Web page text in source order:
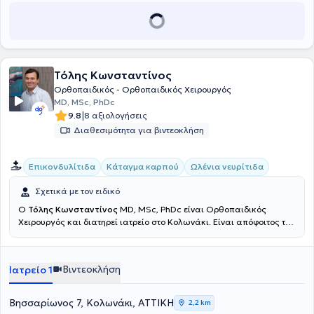
Τόλης Κωνσταντίνος
Ορθοπαιδικός - Ορθοπαιδικός Χειρουργός
MD, MSc, PhDc
9.8|8 αξιολογήσεις
Διαθεσιμότητα για βιντεοκλήση
Επικονδυλίτιδα Κάταγμα καρπού Ωλένια νευρίτιδα
Σχετικά με τον ειδικό
Ο Τόλης Κωνσταντίνος MD, MSc, PhDc είναι Ορθοπαιδικός
Χειρουργός και διατηρεί ιατρείο στο Κολωνάκι. Είναι απόφοιτος της
Αθηνών και Υποψήφιος Διδάκτωρ της Ιατρικής Σχολής του ίδιου
"Μεταβολικά νοσήματα των οστών" με θέμα "Παθοφυσιολογία του
οστικού πόνου" από την Ιατρική Σχολή του Εθνικού και
Καποδιστριακού Πανεπιστημίου Αθηνών. Ειδικεύθηκε αρχικά στη
Γενική Χειρουργική στο Γενικό Νοσοκομείο Πύργου "Ανδρέας
Ιατρείο 1 Βιντεοκλήση
Βησσαρίωνος 7, Κολωνάκι, ΑΤΤΙΚΗ 2,2 km